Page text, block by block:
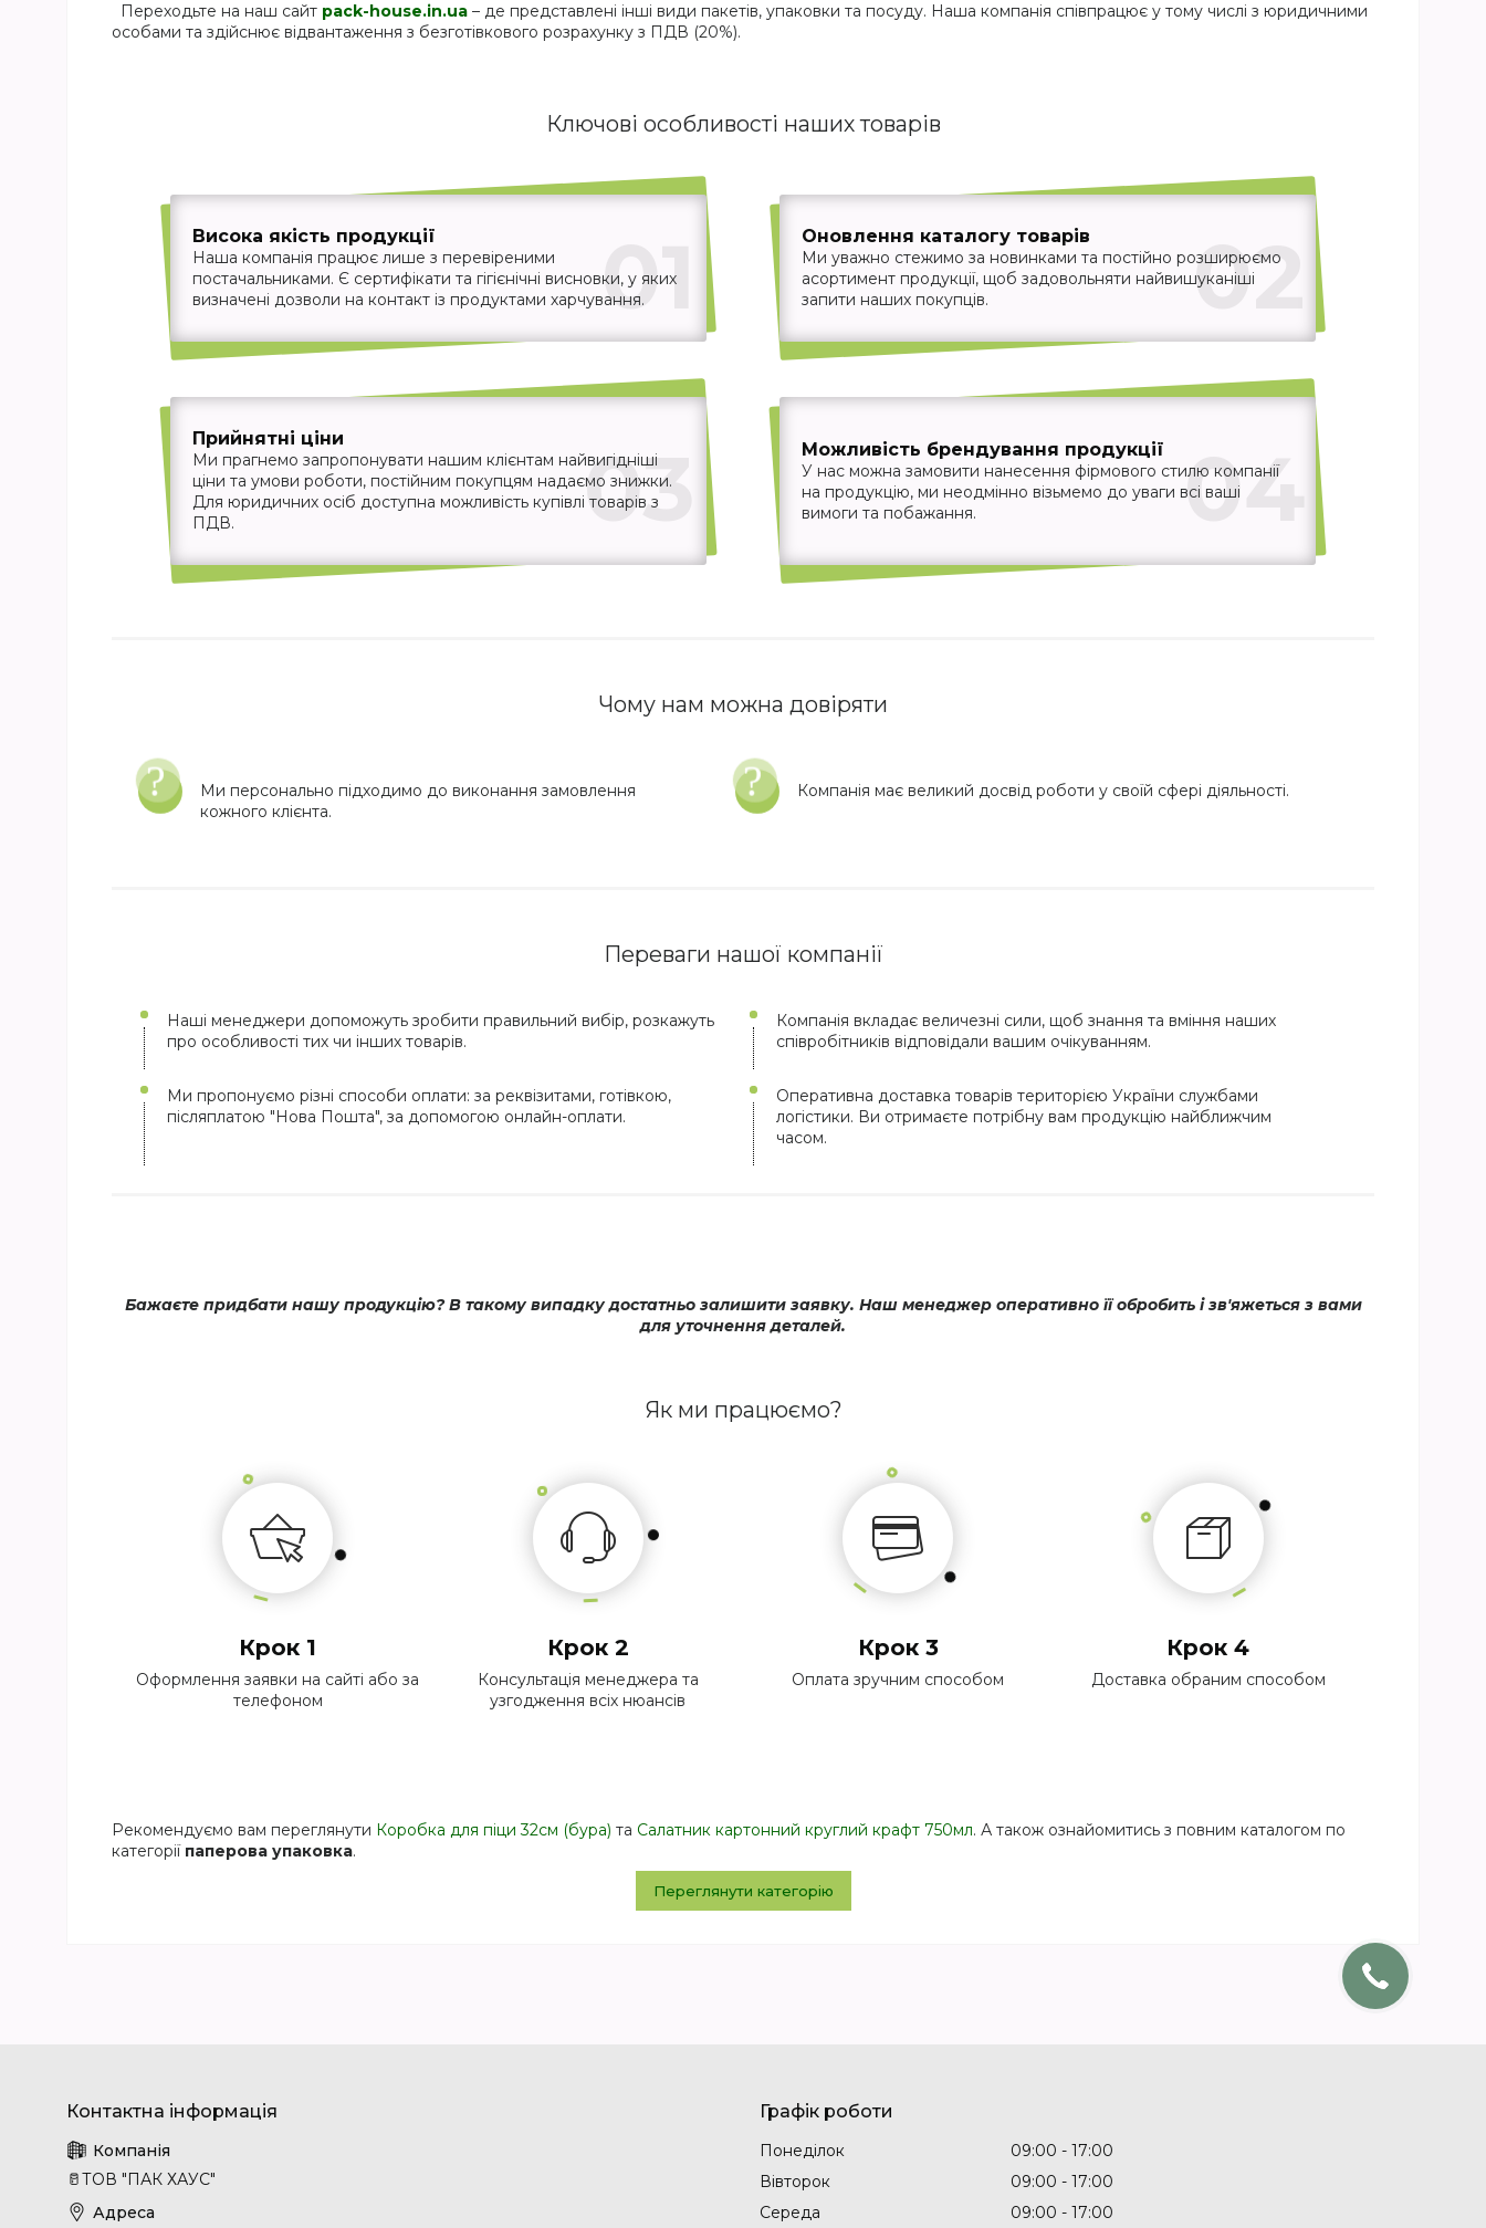
Переходьте на наш сайт pack-house.in.ua – де представлені інші види пакетів, упаковки та посуду. Наша компанія співпрацює у тому числі з юридичними
особами та здійснює відвантаження з безготівкового розрахунку з ПДВ (20%).
Ключові особливості наших товарів
01
Висока якість продукції
Наша компанія працює лише з перевіреними
постачальниками. Є сертифікати та гігієнічні висновки, у яких
визначені дозволи на контакт із продуктами харчування.
02
Оновлення каталогу товарів
Ми уважно стежимо за новинками та постійно розширюємо
асортимент продукції, щоб задовольняти найвишуканіші
запити наших покупців.
03
Прийнятні ціни
Ми прагнемо запропонувати нашим клієнтам найвигідніші
ціни та умови роботи, постійним покупцям надаємо знижки.
Для юридичних осіб доступна можливість купівлі товарів з
ПДВ.
04
Можливість брендування продукції
У нас можна замовити нанесення фірмового стилю компанії
на продукцію, ми неодмінно візьмемо до уваги всі ваші
вимоги та побажання.
Чому нам можна довіряти
Ми персонально підходимо до виконання замовлення
кожного клієнта.
Компанія має великий досвід роботи у своїй сфері діяльності.
Переваги нашої компанії
Наші менеджери допоможуть зробити правильний вибір, розкажуть
про особливості тих чи інших товарів.
Компанія вкладає величезні сили, щоб знання та вміння наших
співробітників відповідали вашим очікуванням.
Ми пропонуємо різні способи оплати: за реквізитами, готівкою,
післяплатою "Нова Пошта", за допомогою онлайн-оплати.
Оперативна доставка товарів територією України службами
логістики. Ви отримаєте потрібну вам продукцію найближчим
часом.
Бажаєте придбати нашу продукцію? В такому випадку достатньо залишити заявку. Наш менеджер оперативно її обробить і зв'яжеться з вами
для уточнення деталей.
Як ми працюємо?
Крок 1
Оформлення заявки на сайті або за
телефоном
Крок 2
Консультація менеджера та
узгодження всіх нюансів
Крок 3
Оплата зручним способом
Крок 4
Доставка обраним способом
Рекомендуємо вам переглянути Коробка для піци 32см (бура) та Салатник картонний круглий крафт 750мл. А також ознайомитись з повним каталогом по
категорії паперова упаковка.
Переглянути категорію
🥛ТОВ "ПАК ХАУС"
Графік роботи
Понеділок 09:00
17:00
Вівторок
09:00
17:00
Середа
09:00 17:00